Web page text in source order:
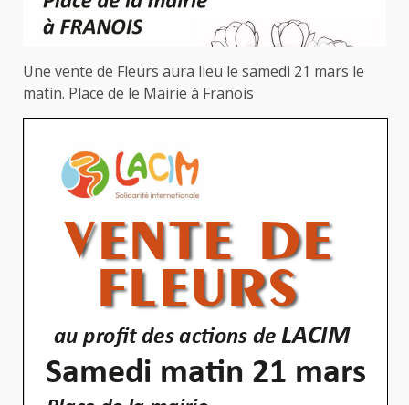
Une vente de Fleurs aura lieu le samedi 21 mars le
matin. Place de le Mairie à Franois